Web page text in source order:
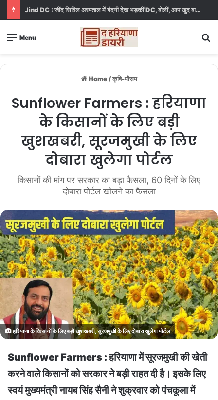
Jind DC : जींद सिविल अस्पताल में गंदगी देख भड़कीं DC, बोलीं, आप खुद बाथरूम में खड़े होकर दिखाओ
Menu
Home / कृषि-मौसम
Sunflower Farmers : हरियाणा
के किसानों के लिए बड़ी
खुशखबरी, सूरजमुखी के लिए
दोबारा खुलेगा पोर्टल
किसानों की मांग पर सरकार का बड़ा फैसला, 60 दिनों के लिए
दोबारा पोर्टल खोलने का फैसला
हरियाणा के किसानों के लिए बड़ी खुशखबरी, सूरजमुखी के लिए दोबारा खुलेगा पोर्टल
Sunflower Farmers : हरियाणा में सूरजमुखी की खेती
करने वाले किसानों को सरकार ने बड़ी राहत दी है। इसके लिए
स्वयं मुख्यमंत्री नायब सिंह सैनी ने शुक्रवार को पंचकूला में